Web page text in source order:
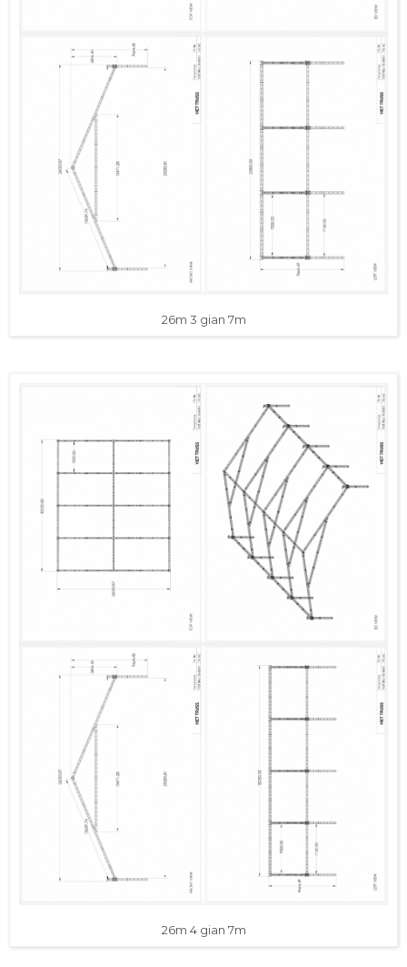
26m 3 gian 7m
26m 4 gian 7m